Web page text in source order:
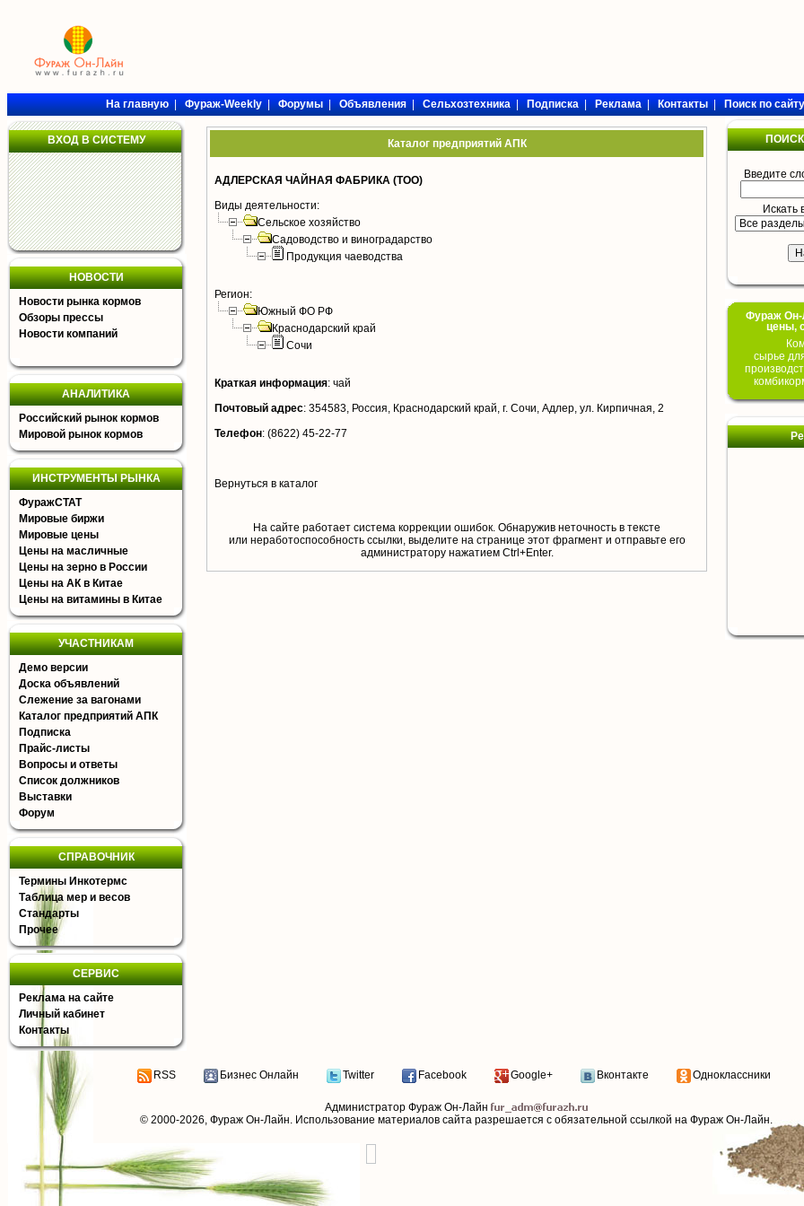
На главную|Фураж-Weekly|Форумы|Объявления|Сельхозтехника|Подписка|Реклама|Контакты|Поиск по сайту
ВХОД В СИСТЕМУ
НОВОСТИ
Новости рынка кормов
Обзоры прессы
Новости компаний
АНАЛИТИКА
Российский рынок кормов
Мировой рынок кормов
ИНСТРУМЕНТЫ РЫНКА
ФуражСТАТ
Мировые биржи
Мировые цены
Цены на масличные
Цены на зерно в России
Цены на АК в Китае
Цены на витамины в Китае
УЧАСТНИКАМ
Демо версии
Доска объявлений
Слежение за вагонами
Каталог предприятий АПК
Подписка
Прайс-листы
Вопросы и ответы
Список должников
Выставки
Форум
СПРАВОЧНИК
Термины Инкотермс
Таблица мер и весов
Стандарты
Прочее
СЕРВИС
Реклама на сайте
Личный кабинет
Контакты
Каталог предприятий АПК
АДЛЕРСКАЯ ЧАЙНАЯ ФАБРИКА (ТОО)
Виды деятельности:
Сельское хозяйство
Садоводство и виноградарство
Продукция чаеводства
Регион:
Южный ФО РФ
Краснодарский край
Сочи
Краткая информация: чай
Почтовый адрес: 354583, Россия, Краснодарский край, г. Сочи, Адлер, ул. Кирпичная, 2
Телефон: (8622) 45-22-77
Вернуться в каталог
На сайте работает система коррекции ошибок. Обнаружив неточность в тексте
или неработоспособность ссылки, выделите на странице этот фрагмент и отправьте его
aдминистратору нажатием Ctrl+Enter.
Введите
Искать
Фураж Он-
цены,
сырье
RSS Бизнес Онлайн Twitter Facebook Google+ Вконтакте Одноклассники
Администратор Фураж Он-Лайн
© 2000-2026, Фураж Он-Лайн. Использование материалов сайта разрешается с обязательной ссылкой на Фураж Он-Лайн.